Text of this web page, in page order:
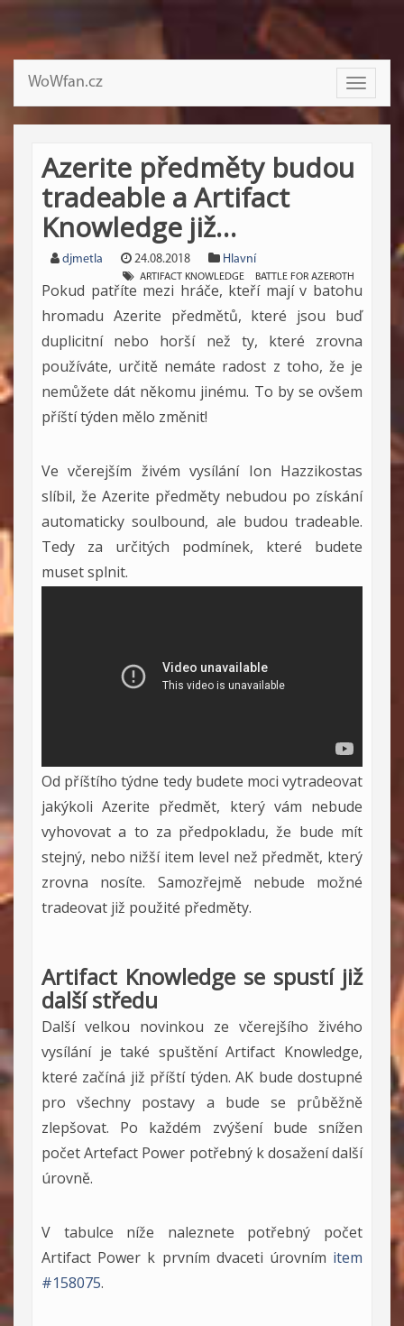
Toggle
WoWfan.cz
Azerite předměty budou
tradeable a Artifact
Knowledge již…
djmetla 24.08.2018 Hlavní
ARTIFACT KNOWLEDGE BATTLE FOR AZEROTH
Pokud patříte mezi hráče, kteří mají v batohu
hromadu Azerite předmětů, které jsou buď
duplicitní nebo horší než ty, které zrovna
používáte, určitě nemáte radost z toho, že je
nemůžete dát někomu jinému. To by se ovšem
příští týden mělo změnit!
Ve včerejším živém vysílání Ion Hazzikostas
slíbil, že Azerite předměty nebudou po získání
automaticky soulbound, ale budou tradeable.
Tedy za určitých podmínek, které budete
muset splnit.
Od příštího týdne tedy budete moci vytradeovat
jakýkoli Azerite předmět, který vám nebude
vyhovovat a to za předpokladu, že bude mít
stejný, nebo nižší item level než předmět, který
zrovna nosíte. Samozřejmě nebude možné
tradeovat již použité předměty.
Artifact Knowledge se spustí již
další středu
Další velkou novinkou ze včerejšího živého
vysílání je také spuštění Artifact Knowledge,
které začíná již příští týden. AK bude dostupné
pro všechny postavy a bude se průběžně
zlepšovat. Po každém zvýšení bude snížen
počet Artefact Power potřebný k dosažení další
úrovně.
V tabulce níže naleznete potřebný počet
Artifact Power k prvním dvaceti úrovním item
#158075.